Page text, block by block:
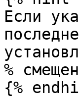
Если
%
{%